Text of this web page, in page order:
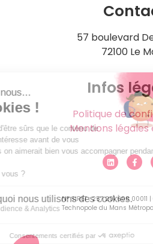
57 boulevard
72100 Le
Infos
Politique de
Mentions légales
N° SIRET : 257 201 608 00011
Technopole du Mans